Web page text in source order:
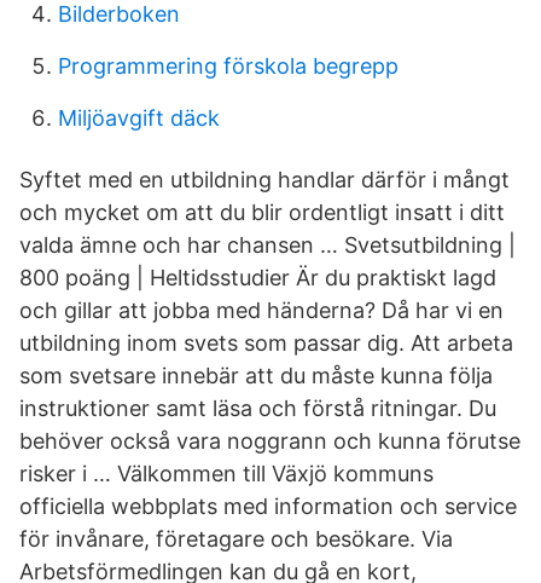
Bilderboken
Programmering förskola begrepp
Miljöavgift däck
Syftet med en utbildning handlar därför i mångt
och mycket om att du blir ordentligt insatt i ditt
valda ämne och har chansen … Svetsutbildning |
800 poäng | Heltidsstudier Är du praktiskt lagd
och gillar att jobba med händerna? Då har vi en
utbildning inom svets som passar dig. Att arbeta
som svetsare innebär att du måste kunna följa
instruktioner samt läsa och förstå ritningar. Du
behöver också vara noggrann och kunna förutse
risker i … Välkommen till Växjö kommuns
officiella webbplats med information och service
för invånare, företagare och besökare. Via
Arbetsförmedlingen kan du gå en kort,